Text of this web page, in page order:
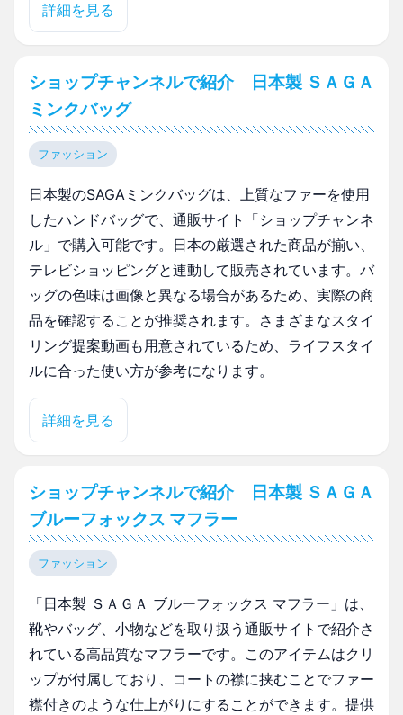
詳細を見る
ショップチャンネルで紹介 日本製 ＳＡＧＡ
ミンクバッグ
ファッション
日本製のSAGAミンクバッグは、上質なファーを使用
したハンドバッグで、通販サイト「ショップチャンネ
ル」で購入可能です。日本の厳選された商品が揃い、
テレビショッピングと連動して販売されています。バ
ッグの色味は画像と異なる場合があるため、実際の商
品を確認することが推奨されます。さまざまなスタイ
リング提案動画も用意されているため、ライフスタイ
ルに合った使い方が参考になります。
詳細を見る
ショップチャンネルで紹介 日本製 ＳＡＧＡ
ブルーフォックス マフラー
ファッション
「日本製 ＳＡＧＡ ブルーフォックス マフラー」は、
靴やバッグ、小物などを取り扱う通販サイトで紹介さ
れている高品質なマフラーです。このアイテムはクリ
ップが付属しており、コートの襟に挟むことでファー
襟付きのような仕上がりにすることができます。提供